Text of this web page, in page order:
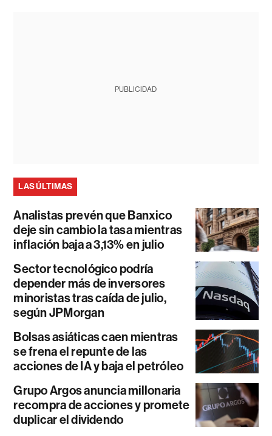
PUBLICIDAD
LAS ÚLTIMAS
Analistas prevén que Banxico
deje sin cambio la tasa mientras
inflación baja a 3,13% en julio
Sector tecnológico podría
depender más de inversores
minoristas tras caída de julio,
según JPMorgan
Bolsas asiáticas caen mientras
se frena el repunte de las
acciones de IA y baja el petróleo
Grupo Argos anuncia millonaria
recompra de acciones y promete
duplicar el dividendo